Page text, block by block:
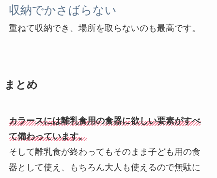
収納でかさばらない
重ねて収納でき、場所を取らないのも最高です。
まとめ
カラースには離乳食用の食器に欲しい要素がすべ
て備わっています。
そして離乳食が終わってもそのまま子ども用の食
器として使え、もちろん大人も使えるので無駄に